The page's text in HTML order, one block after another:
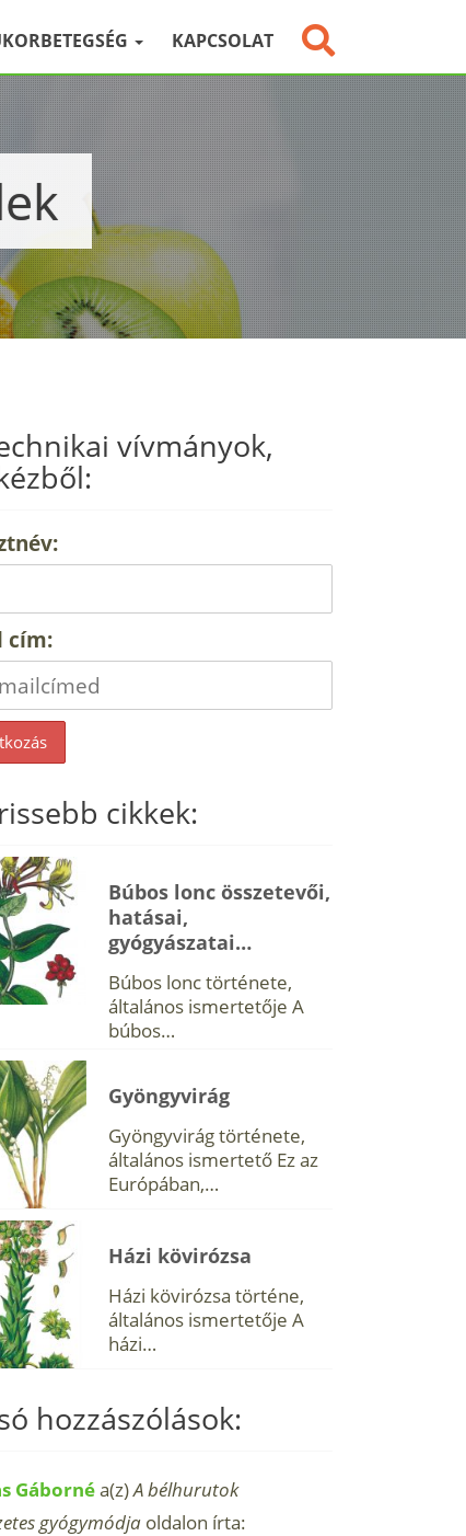
KAPCSOLAT
vívmányok,
cím:
cikkek:
Búbos lonc összetevői,
hatásai,
gyógyászatai…
Búbos lonc története,
általános ismertetője A
búbos…
Gyöngyvirág
Gyöngyvirág története,
általános ismertető Ez az
Európában,…
Házi kövirózsa
Házi kövirózsa történe,
általános ismertetője A
házi…
hozzászólások:
Gábornéa(z)A bélhurutok
gyógymódja oldalon írta: